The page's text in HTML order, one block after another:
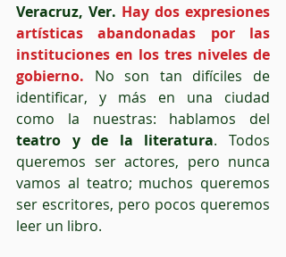
Veracruz, Ver. Hay dos expresiones
artísticas abandonadas por las
instituciones en los tres niveles de
gobierno. No son tan difíciles de
identificar, y más en una ciudad
teatro y de la literatura. Todos
queremos ser actores, pero nunca
vamos al teatro; muchos queremos
ser escritores, pero pocos queremos
leer un libro.